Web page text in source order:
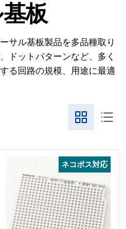
板
サル基板製品を多品種取り
ドットパターンなど、多く
る回路の規模、用途に最適
ネコポス対応